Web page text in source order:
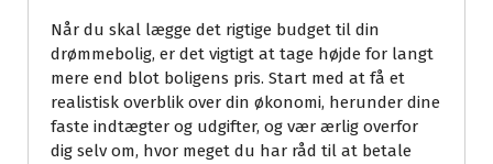
Når du skal lægge det rigtige budget til din
drømmebolig, er det vigtigt at tage højde for langt
mere end blot boligens pris. Start med at få et
realistisk overblik over din økonomi, herunder dine
faste indtægter og udgifter, og vær ærlig overfor
dig selv om, hvor meget du har råd til at betale